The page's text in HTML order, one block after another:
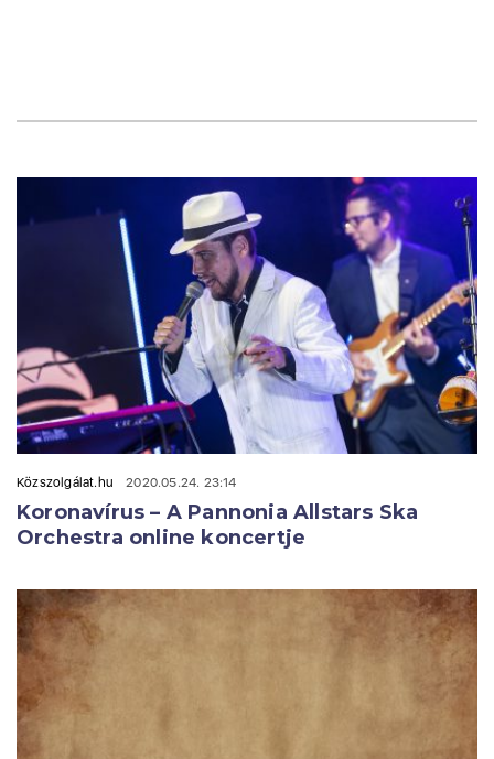
Közszolgálat.hu 2020.05.24. 23:14
Koronavírus – A Pannonia Allstars Ska
Orchestra online koncertje